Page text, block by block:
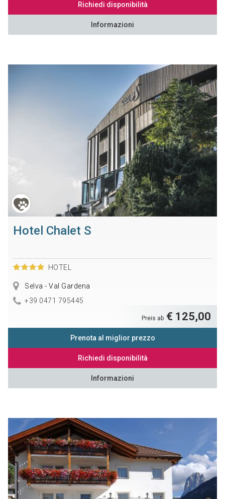
Richiedi disponibilità
Informazioni
Hotel Chalet S
HOTEL
Selva - Val Gardena
+39 0471 795445
Preis ab € 125,00
Prenota al miglior prezzo
Richiedi disponibilità
Informazioni